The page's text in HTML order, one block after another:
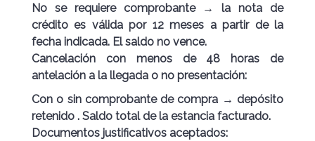
No se requiere comprobante →la nota de
crédito es válida por 12 meses a partir de la
fecha indicada. El saldo no vence.
Cancelación con menos de 48 horas de
antelación a la llegada o no presentación:
Con o sin comprobante de compra → depósito
retenido . Saldo total de la estancia facturado.
Documentos justificativos aceptados: